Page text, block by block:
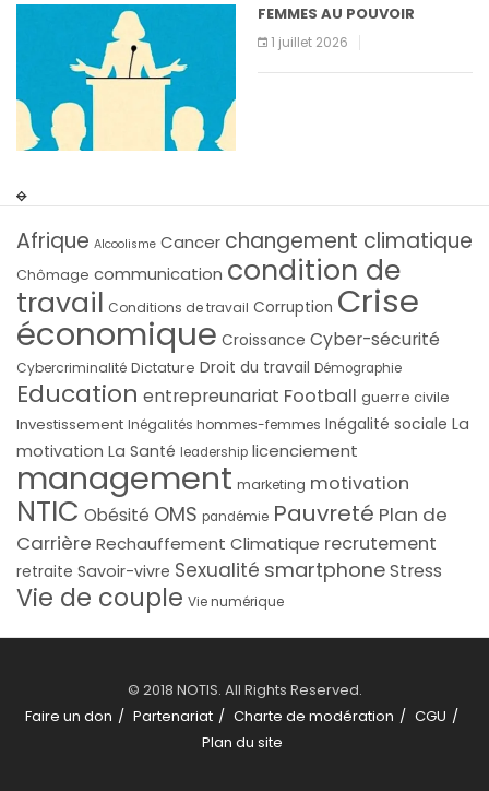
FEMMES AU POUVOIR
1 juillet 2026
Afrique Alcoolisme Cancer changement climatique
Chômage communication condition de
travail Conditions de travail Corruption Crise
économique Croissance Cyber-sécurité
Cybercriminalité Dictature Droit du travail Démographie
Education entrepreunariat Football guerre civile
Investissement Inégalités hommes-femmes Inégalité sociale La
motivation La Santé leadership licenciement
management marketing motivation
NTIC Obésité OMS pandémie Pauvreté Plan de
Carrière Rechauffement Climatique recrutement
retraite Savoir-vivre Sexualité smartphoneStress
Vie de couple Vie numérique
© 2018 NOTIS. All Rights Reserved.
Faire un don
Partenariat Charte de modération
CGU
Plan du site